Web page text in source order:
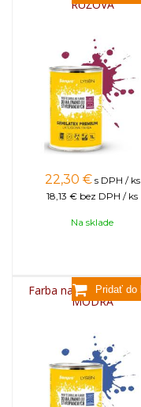
zamrznutí nie je
Orientačná hmotnosť:
RUŽOVÁ
22,30 € s DPH / ks
18,13 € bez DPH / ks
Na sklade
Farba na úle 1l -
MODRÁ